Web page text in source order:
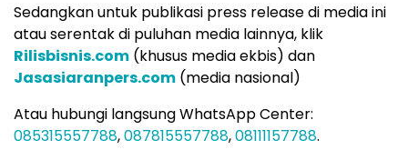
Sedangkan untuk publikasi press release di media ini
atau serentak di puluhan media lainnya, klik
Rilisbisnis.com (khusus media ekbis) dan
Jasasiaranpers.com (media nasional)
Atau hubungi langsung WhatsApp Center:
085315557788,087815557788,08111157788.